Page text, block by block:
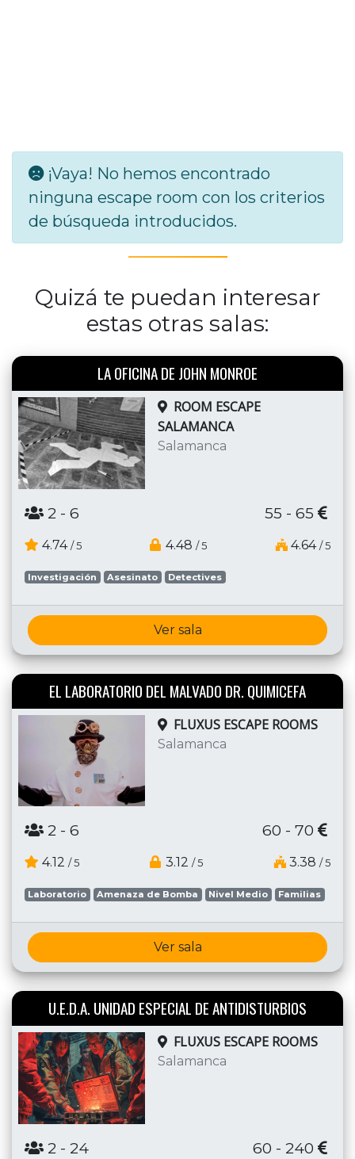
¡Vaya! No hemos encontrado
ninguna escape room con los criterios
de búsqueda introducidos.
Quizá te puedan interesar
estas otras salas:
LA OFICINA DE JOHN MONROE
ROOM ESCAPE
SALAMANCA
Salamanca
2 - 6 55 - 65
4.74 / 5 4.48 / 5 4.64 / 5
Investigación Asesinato Detectives
Ver sala
EL LABORATORIO DEL MALVADO DR. QUIMICEFA
FLUXUS ESCAPE ROOMS
Salamanca
2 - 6 60 - 70
4.12 / 5 3.12 / 5 3.38 / 5
Laboratorio Amenaza de Bomba Nivel Medio Familias
Ver sala
U.E.D.A. UNIDAD ESPECIAL DE ANTIDISTURBIOS
FLUXUS ESCAPE ROOMS
Salamanca
2 - 24 60 - 240